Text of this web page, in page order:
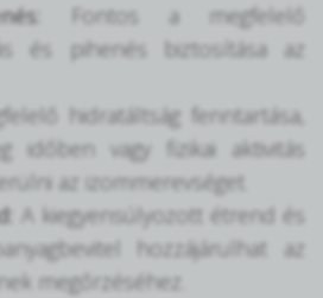
Fontos a megfelelő
és pihenés biztosítása az
hidratáltság fenntartása,
időben vagy fizikai aktivitás
az izommerevséget.
A kiegyensúlyozott étrend és
hozzájárulhat az
megőrzéséhez.